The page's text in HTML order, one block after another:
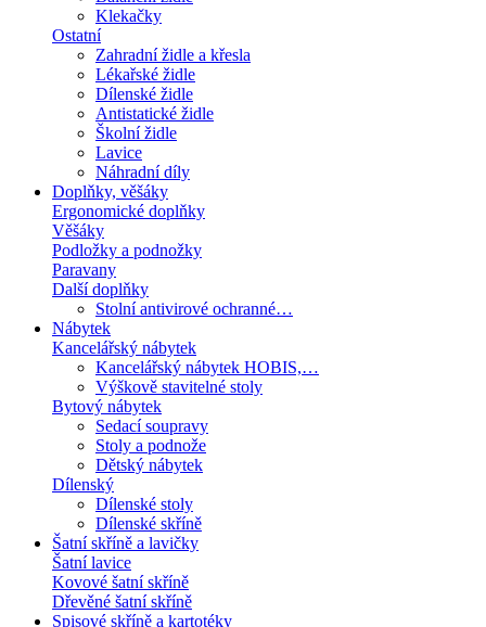
Klekačky
Ostatní
Zahradní židle a křesla
Lékařské židle
Dílenské židle
Antistatické židle
Školní židle
Lavice
Náhradní díly
Doplňky, věšáky
Ergonomické doplňky
Věšáky
Podložky a podnožky
Paravany
Další doplňky
Stolní antivirové ochranné…
Nábytek
Kancelářský nábytek
Kancelářský nábytek HOBIS,…
Výškově stavitelné stoly
Bytový nábytek
Sedací soupravy
Stoly a podnože
Dětský nábytek
Dílenský
Dílenské stoly
Dílenské skříně
Šatní skříně a lavičky
Šatní lavice
Kovové šatní skříně
Dřevěné šatní skříně
Spisové skříně a kartotéky